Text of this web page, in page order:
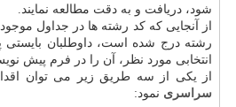
شود، دریافت و به دقت مطالعه نمایند.
از آنجایی که کد رشته ها در جداول
رشته درج شده است، داوطلبان
انتخابی مورد نظر، آن را در فرم پیش
از یکی از سه طریق زیر می توان
سراسری نمود: